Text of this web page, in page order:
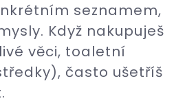
seznamem,
Když nakupuješ
věci, toaletní
často ušetříš